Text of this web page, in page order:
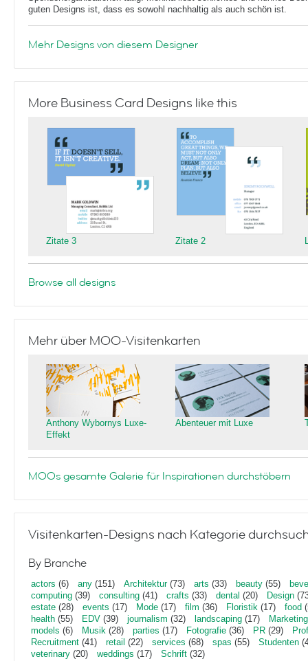
guten Designs ist, dass es sowohl nachhaltig als auch schön ist.
Mehr Designs von diesem Designer
More Business Card Designs like this
Zitate 3 Zitate 2
Browse all designs
Mehr über MOO-Visitenkarten
Anthony Wybornys Luxe-
Effekt
Abenteuer mit Luxe
MOOs gesamte Galerie für Inspirationen durchstöbern
Visitenkarten-Designs nach Kategorie
By Branche
actors (6) any (151) Architektur(73) arts (33) beauty (55)
computing (39) consulting (41) crafts (33) dental (20) Design
estate (28) events (17) Mode (17) film (36) Floristik (17) food
health (55) EDV (39) journalism (32) landscaping (17)
Marketing
models (6) Musik (28) parties (17) Fotografie (36) PR (29)
Recruitment (41) retail (22) services (68) spas (55) Studenten
veterinary (20) weddings (17) Schrift (32)